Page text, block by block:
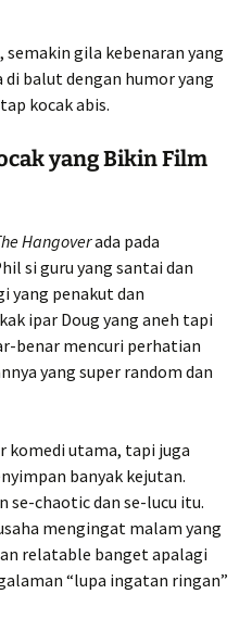
gila kebenaran yang
di balut dengan humor yang
kocak abis.
yang Bikin Film
Hangoverada pada
si guru yang santai dan
yang penakut dan
ipar Doug yang aneh tapi
benar mencuri perhatian
yang super random dan
komedi utama, tapi juga
banyak kejutan.
se-chaotic dan se-lucu itu.
mengingat malam yang
relatable banget apalagi
“lupa ingatan ringan”